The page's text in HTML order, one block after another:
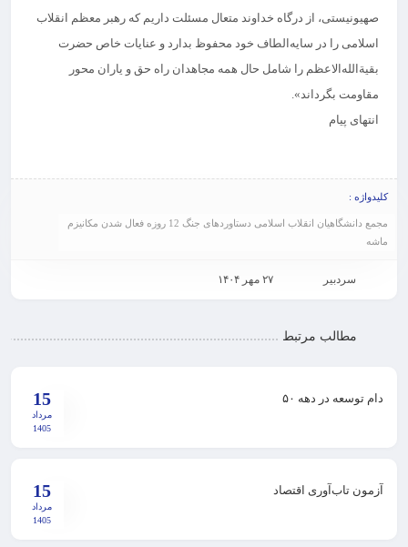
صهیونیستی، از درگاه خداوند متعال مسئلت داریم که رهبر معظم انقلاب
اسلامی را در سایه‌الطاف خود محفوظ بدارد و عنایات خاص حضرت
بقیة‌الله‌الاعظم را شامل حال همه مجاهدان راه حق و یاران محور
مقاومت بگرداند».
انتهای پیام
کلیدواژه :
مجمع دانشگاهیان انقلاب اسلامی دستاوردهای جنگ 12 روزه فعال شدن مکانیزم
ماشه
سردبیر ۲۷ مهر ۱۴۰۴
مطالب مرتبط
15
مرداد
1405
دام توسعه در دهه ۵۰
15
مرداد
1405
آزمون تاب‌آوری اقتصاد